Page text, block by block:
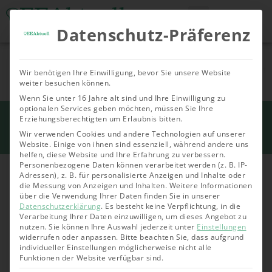
Nachhaltige
Investments
Allgemein Bioenergie
Start»Solarenergie »Photovoltaik»
Photovoltaik? Solaranlagen einfach erklärt
Datenschutz-Präferenz
Wir benötigen Ihre Einwilligung, bevor Sie unsere Website
weiter besuchen können.
Wenn Sie unter 16 Jahre alt sind und Ihre Einwilligung zu
optionalen Services geben möchten, müssen Sie Ihre
Erziehungsberechtigten um Erlaubnis bitten.
Wir verwenden Cookies und andere Technologien auf unserer
Website. Einige von ihnen sind essenziell, während andere uns
helfen, diese Website und Ihre Erfahrung zu verbessern.
Personenbezogene Daten können verarbeitet werden (z. B. IP-
Adressen), z. B. für personalisierte Anzeigen und Inhalte oder
die Messung von Anzeigen und Inhalten. Weitere Informationen
über die Verwendung Ihrer Daten finden Sie in unserer
Datenschutzerklärung. Es besteht keine Verpflichtung, in die
Verarbeitung Ihrer Daten einzuwilligen, um dieses Angebot zu
nutzen. Sie können Ihre Auswahl jederzeit unter Einstellungen
widerrufen oder anpassen. Bitte beachten Sie, dass aufgrund
individueller Einstellungen möglicherweise nicht alle
Funktionen der Website verfügbar sind.